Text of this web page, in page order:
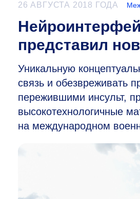
26 АВГУСТА 2018 ГОДА
представил
Уникальную
связь и обезвреживать
пережившими инсульт,
высокотехнологичные
на международном